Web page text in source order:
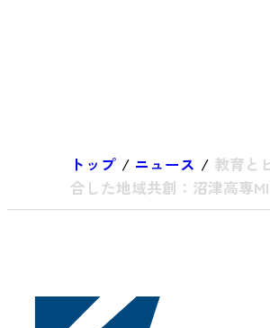
トップ / ニュース / 教育と
合した地域共創：沼津高専